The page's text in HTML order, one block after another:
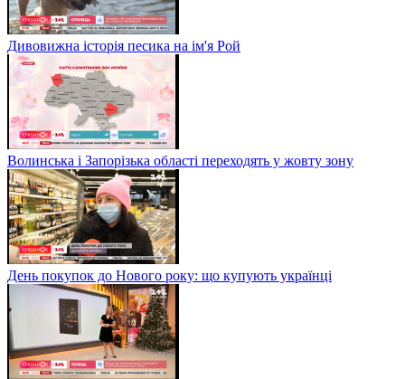
Дивовижна історія песика на ім'я Рой
Волинська і Запорізька області переходять у жовту зону
День покупок до Нового року: що купують українці